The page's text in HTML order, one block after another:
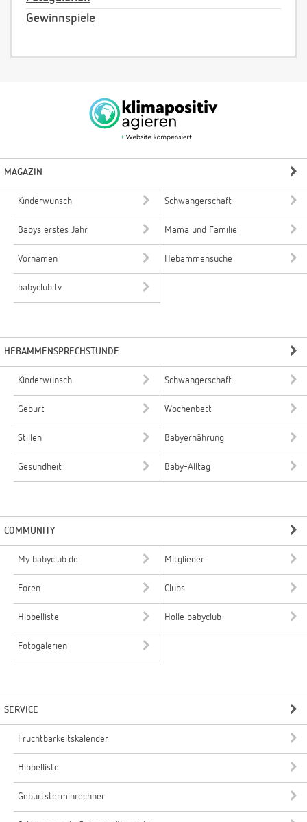
Gewinnspiele
MAGAZIN
Kinderwunsch Schwangerschaft
Babys erstes Jahr Mama und Familie
Vornamen Hebammensuche
babyclub.tv
HEBAMMENSPRECHSTUNDE
Kinderwunsch Schwangerschaft
Geburt Wochenbett
Stillen Babyernährung
Gesundheit Baby-Alltag
COMMUNITY
My babyclub.de Mitglieder
Foren Clubs
Hibbelliste Holle babyclub
Fotogalerien
SERVICE
Fruchtbarkeitskalender
Hibbelliste
Geburtsterminrechner